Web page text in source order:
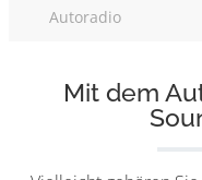
Autoradio
Mit dem